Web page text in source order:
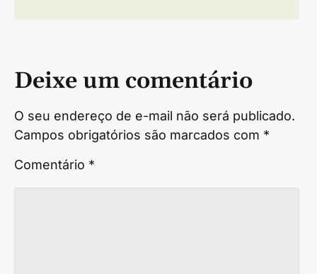
Deixe um comentário
O seu endereço de e-mail não será publicado.
Campos obrigatórios são marcados com *
Comentário *